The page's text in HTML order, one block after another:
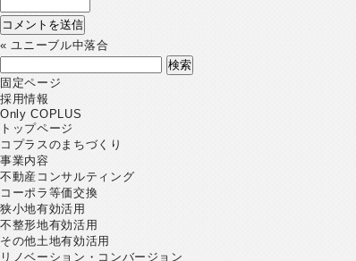
« ユニーブル中落合
索:
固定ページ
採用情報
Only COPLUS
トップページ
コプラスのまちづくり
事業内容
不動産コンサルティング
コーポラ等価交換
狭小地有効活用
不整形地有効活用
その他土地有効活用
リノベーション・コンバージョン